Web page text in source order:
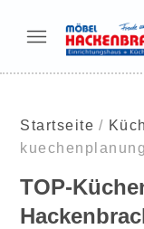
Startseite
kuechenplanung
TOP-